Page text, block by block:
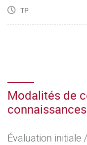
TP
Modalités de
connaissances
Évaluation initiale